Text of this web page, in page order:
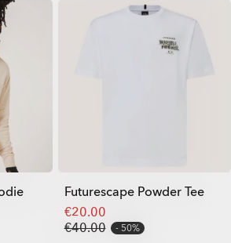
Futurescape Powder Tee
€20.00
€40.00
50%